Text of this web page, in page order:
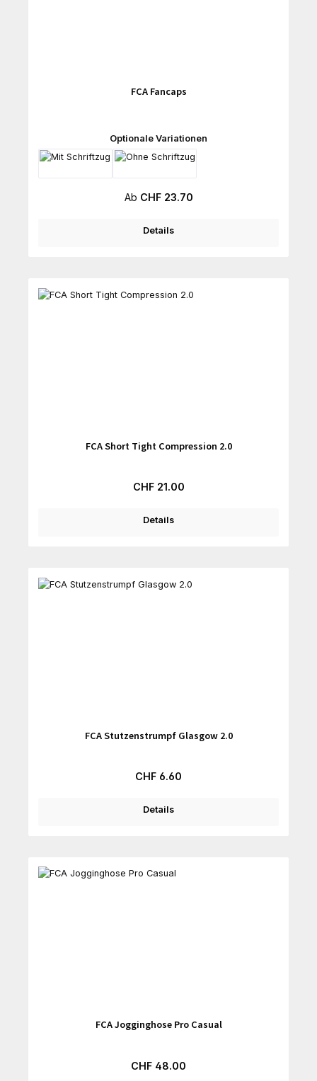
FCA Fancaps
Optionale Variationen
Regulärer Preis:
Ab CHF 23.70
Details
FCA Short Tight Compression 2.0
Regulärer Preis:
CHF 21.00
Details
FCA Stutzenstrumpf Glasgow 2.0
Regulärer Preis:
CHF 6.60
Details
FCA Jogginghose Pro Casual
Regulärer Preis:
CHF 48.00